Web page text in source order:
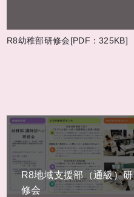
R8幼稚部研修会[PDF：325KB]
R8地域支援部（通級）研
修会